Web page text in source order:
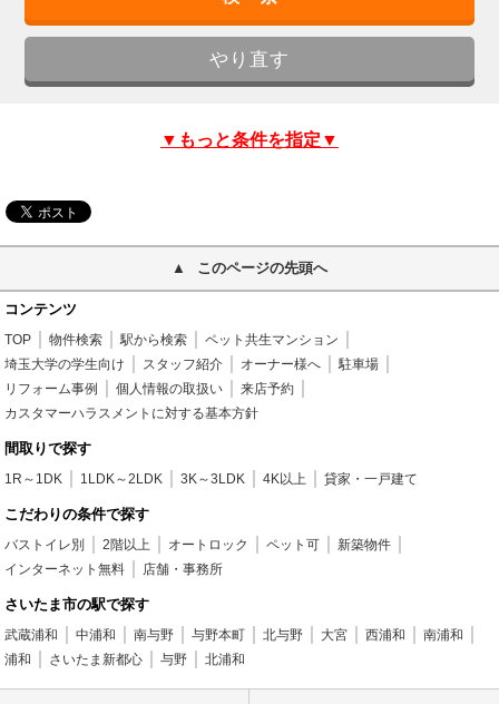
▼もっと条件を指定▼
このページの先頭へ
コンテンツ
TOP 物件検索 駅から検索
ペット共生マンション
埼玉大学の学生向け
スタッフ紹介 オーナー様へ
駐車場
リフォーム事例
個人情報の取扱い
来店予約
カスタマーハラスメントに対する基本方針
間取りで探す
1R～1DK 1LDK～2LDK 3K～3LDK 4K以上 貸家・一戸建て
こだわりの条件で探す
バストイレ別 2階以上 オートロック ペット可
新築物件
インターネット無料
店舗・事務所
さいたま市の駅で探す
武蔵浦和 中浦和 南与野 与野本町 北与野 大宮 西浦和
南浦和
浦和
さいたま新都心 与野 北浦和